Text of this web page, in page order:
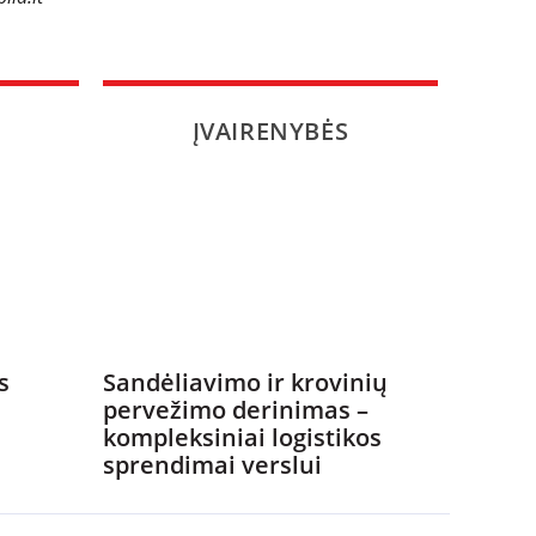
ĮVAIRENYBĖS
Sandėliavimo ir krovinių
pervežimo derinimas –
kompleksiniai logistikos
sprendimai verslui